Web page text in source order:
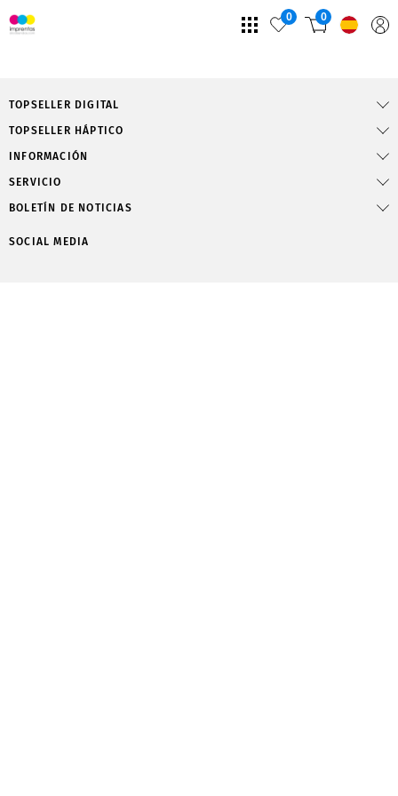
0 0
TOPSELLER DIGITAL
TOPSELLER HÁPTICO
INFORMACIÓN
SERVICIO
BOLETÍN DE NOTICIAS
SOCIAL MEDIA